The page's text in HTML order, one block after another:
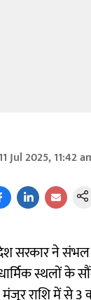
11 Jul 2025, 11:42
सरकार ने
धार्मिक स्थलों
राशि में से 3